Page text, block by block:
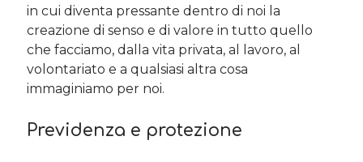
in cui diventa pressante dentro di noi la
creazione di senso e di valore in tutto quello
che facciamo, dalla vita privata, al lavoro, al
volontariato e a qualsiasi altra cosa
immaginiamo per noi.
Previdenza e protezione